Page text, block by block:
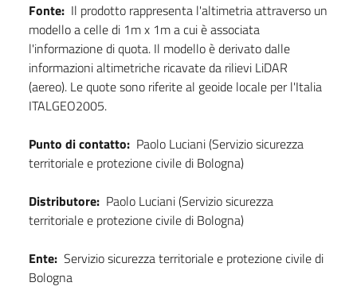
Fonte: Il prodotto rappresenta l'altimetria attraverso un
modello a celle di 1m x 1m a cui è associata
l'informazione di quota. Il modello è derivato dalle
informazioni altimetriche ricavate da rilievi LiDAR
(aereo). Le quote sono riferite al geoide locale per l'Italia
ITALGEO2005.
Punto di contatto: Paolo Luciani (Servizio sicurezza
territoriale e protezione civile di Bologna)
Distributore: Paolo Luciani (Servizio sicurezza
territoriale e protezione civile di Bologna)
Ente: Servizio sicurezza territoriale e protezione civile di
Bologna